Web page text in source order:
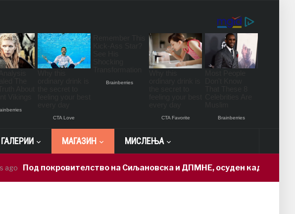
ГАЛЕРИИ МАГАЗИН МИСЛЕЊА
Под покровителство на Сиљановска и ДПМНЕ, осуден кадар доби